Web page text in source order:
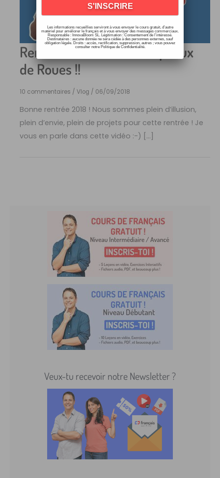
Rentrée 2018 sur les Chapeaux
de Roues !!
10 commentaires /Vlog / 06/09/2018
Bonne rentrée 2018 ! Nous sommes plein d’illusion,
plein d’envie, plein de projets pour cette rentrée ! Je
vous en parle dans cette vidéo :-) […]
Veux-tu recevoir notre Newsletter ?
Les informations recueillies serviront à vous envoyer le cours gratuit, d’autre
matériel pour améliorer le français et à vous envoyer des messages commerciaux.
Responsable : InnovaBloom SL. Légitimation : Consentement de l’intéressé.
Destinataires : aucune donnée ne sera cédée à des personnes externes, sauf
obligation légale. Droits : accès, rectification, suppression, autres ; vous pouvez
consulter notre Politique de Confidentialité.